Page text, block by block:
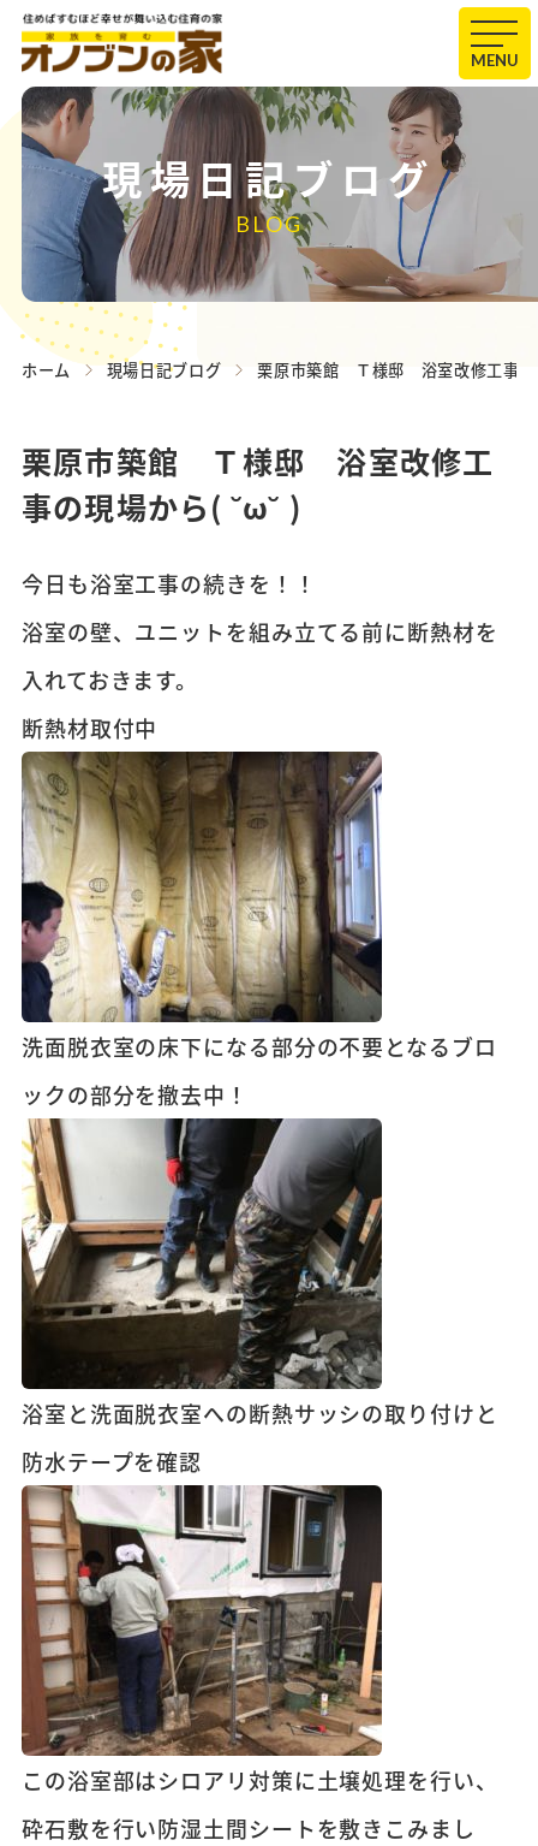
MENU
現場日記ブログ
BLOG
ホーム 現場日記ブログ 栗原市築館 Ｔ様邸 浴室改修工事の
栗原市築館 Ｔ様邸 浴室改修工
事の現場から( ˘ω˘ )
今日も浴室工事の続きを！！
浴室の壁、ユニットを組み立てる前に断熱材を
入れておきます。
断熱材取付中
洗面脱衣室の床下になる部分の不要となるブロ
ックの部分を撤去中！
浴室と洗面脱衣室への断熱サッシの取り付けと
防水テープを確認
この浴室部はシロアリ対策に土壌処理を行い、
砕石敷を行い防湿土間シートを敷きこみまし